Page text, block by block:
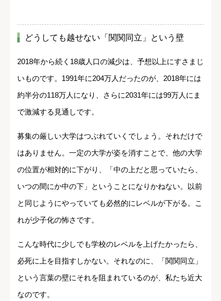
どうしても越せない「関関同立」という壁
2018年から続く18歳人口の減少は、予想以上にすさまじ
いものです。1991年に204万人だったのが、2018年には
約半分の118万人になり、さらに2031年には99万人にま
で激減する見通しです。
募集の厳しい大学はつぶれていくでしょう。それだけで
はありません。一定の大学が姿を消すことで、他の大学
の位置が相対的に下がり、「中の上だと思っていたら、
いつの間にか中の下」ということになりかねない。以前
と同じようにやっていても必然的にレベルが下がる。こ
れが少子化の怖さです。
こんな時代に少しでも学校のレベルを上げたかったら、
必死に上を目指すしかない。それなのに、「関関同立」
という言葉の壁にそれを阻まれているのが、私たち近大
なのです。